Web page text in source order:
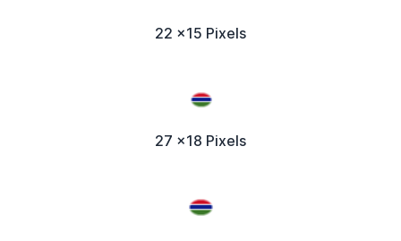
22 x15 Pixels
27 x18 Pixels